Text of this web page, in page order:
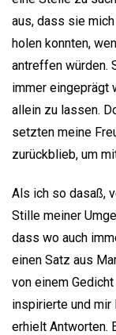
aus, dass sie
holen konnten,
antreffen würden.
immer eingeprägt
allein zu lassen.
setzten meine
zurückblieb, um
Als ich so dasaß,
Stille meiner
dass wo auch
einen Satz aus
von einem
inspirierte und mir
erhielt Antworten.